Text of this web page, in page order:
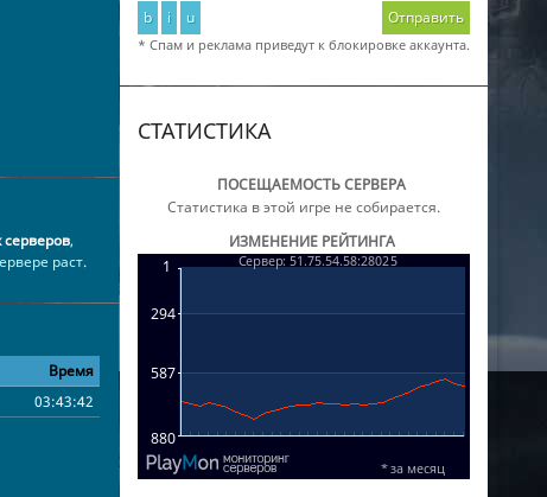
серверов,
раст.
Время
03:43:42
b i u Отправить
* Спам и реклама приведут к блокировке аккаунта.
СТАТИСТИКА
ПОСЕЩАЕМОСТЬ СЕРВЕРА
Статистика в этой игре не собирается.
ИЗМЕНЕНИЕ РЕЙТИНГА